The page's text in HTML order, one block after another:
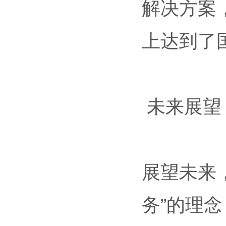
解决方案
上达到
未来展望
展望未来
务”的理